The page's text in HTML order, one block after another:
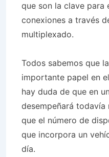
que son la clave para
conexiones a través
multiplexado.
Todos sabemos que
importante papel en
hay duda de que en
desempeñará todavía
que el número de
que incorpora un
día.